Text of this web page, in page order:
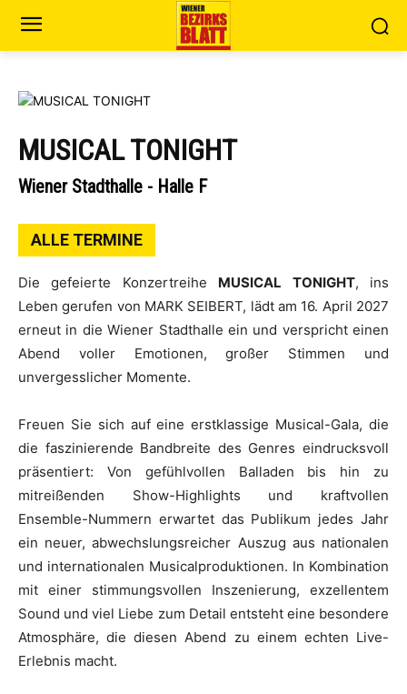
MUSICAL TONIGHT
Wiener Stadthalle - Halle F
ALLE TERMINE
Die gefeierte Konzertreihe MUSICAL TONIGHT, ins
Leben gerufen von MARK SEIBERT, lädt am 16. April 2027
erneut in die Wiener Stadthalle ein und verspricht einen
Abend voller Emotionen, großer Stimmen und
unvergesslicher Momente.
Freuen Sie sich auf eine erstklassige Musical-Gala, die
die faszinierende Bandbreite des Genres eindrucksvoll
präsentiert: Von gefühlvollen Balladen bis hin zu
mitreißenden Show-Highlights und kraftvollen
Ensemble-Nummern erwartet das Publikum jedes Jahr
ein neuer, abwechslungsreicher Auszug aus nationalen
und internationalen Musicalproduktionen. In Kombination
mit einer stimmungsvollen Inszenierung, exzellentem
Sound und viel Liebe zum Detail entsteht eine besondere
Atmosphäre, die diesen Abend zu einem echten Live-
Erlebnis macht.